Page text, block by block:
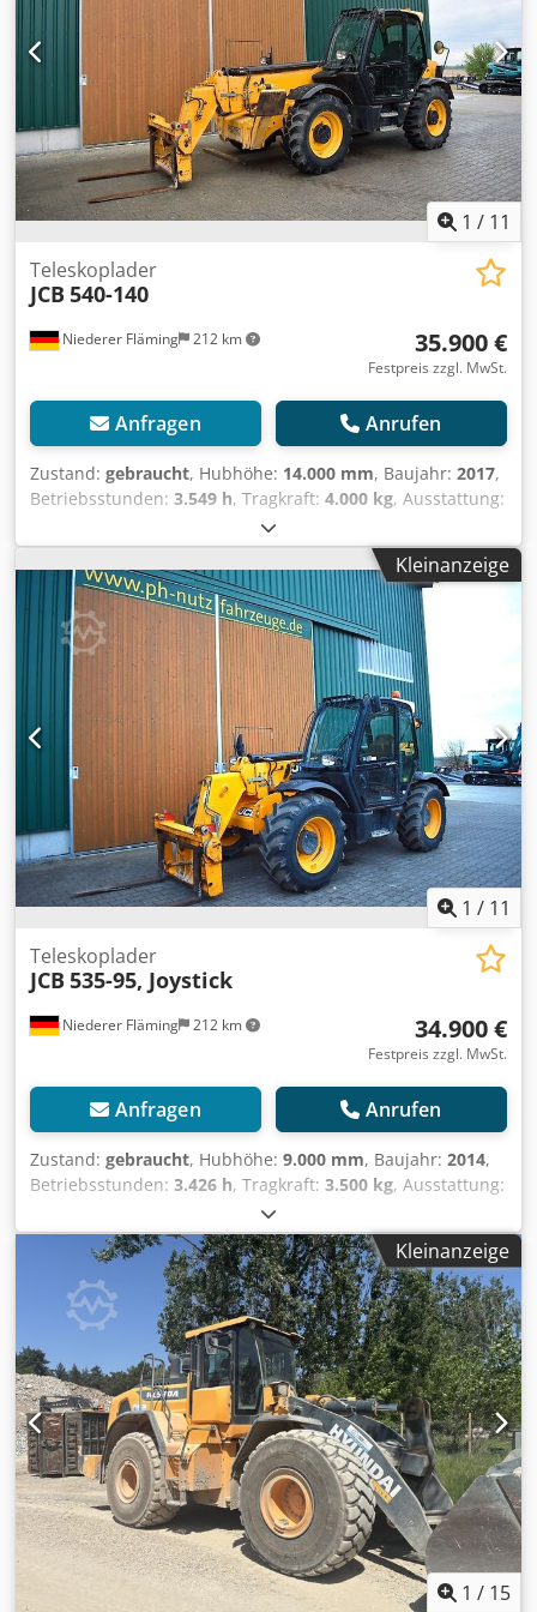
(Wendemesser) 2 m³ 2.250,00 € netto Leichtgutschaufel mit
doppelter Schürfleiste (Wendemesser) 2,7 m³ 2.450,00 €
netto Für JCB oder Manitou, Claas, Merlo Arbeitskorb klein
1,2m breit 990,00 € netto Arbeitskorb groß 2m breit
1.550,00 € netto Besichtigung jederzeit möglich, nach
telefonischer Temin Absprache. Alle Angaben ohne
Gewähr.
1 / 11
Niederer Fläming 212 km
Teleskoplader
JCB 540-140
35.900 €
Festpreis zzgl. MwSt.
Anfragen Anrufen
Zustand: gebraucht, Hubhöhe: 14.000 mm, Baujahr: 2017,
Betriebsstunden: 3.549 h, Tragkraft: 4.000 kg, Ausstattung:
, JCB 540-140 Baujahr 2017 ca. 3.549 Stunden
Crodpfxsy Tz Ene Aamjf JCB Motor Eco Max 4,4 Liter ohne
DPF oder Abgasnachbehandlung 3 Steuerkreis 3 Lenkarten
- Vorderrad-Hundegang-Allrad Hubhöhe 14 m Tragkraft 4
to Preis 35.900,00 € netto Gegen Aufpreis erhältlich
Erdschaufel 1.490,00 € netto Leichtgutschaufel 2 m³
2.100,00 € netto Leichtgutschaufel 2,7 m³ 2.150,00 € netto
Leichtgutschaufel mit doppelter Schürfleiste
(Wendemesser) 2 m³ 2.250,00 € netto Leichtgutschaufel mit
doppelter Schürfleiste (Wendemesser) 2,7 m³ 2.450,00 €
netto Für JCB oder Manitou, Claas, Merlo Arbeitskorb klein
1,2m breit 990,00 € netto Arbeitskorb groß 2m breit
1.550,00 € netto Besichtigung jederzeit möglich, nach
telefonischer Temin Absprache. Alle Angaben ohne
Gewähr.
Kleinanzeige
1 / 11
Niederer Fläming 212 km
Teleskoplader
JCB 535-95, Joystick
34.900 €
Festpreis zzgl. MwSt.
Anfragen Anrufen
Zustand: gebraucht, Hubhöhe: 9.000 mm, Baujahr: 2014,
Betriebsstunden: 3.426 h, Tragkraft: 3.500 kg, Ausstattung:
, JCB 535-95 Baujahr 2014 ca. 3.426 Stunden JCB
Motor Eco Max 4,4 Liter ohne DPF oder
Abgasnachbehandlung 3 Steuerkreis 3 Lenkarten -
Vorderrad-Hundegang-Allrad Hubhöhe 9 m Tragkraft 3,5 to
Preis 34.900,00 € netto Gegen Aufpreis erhältlich
Erdschaufel 1.490,00 € netto Leichtgutschaufel 2 m³
2.100,00 € netto Crodpfx Aaoy Tz Ddjmef Leichtgutschaufel
2,7 m³ 2.150,00 € netto Leichtgutschaufel mit doppelter
Schürfleiste (Wendemesser) 2 m³ 2.250,00 € netto
Leichtgutschaufel mit doppelter Schürfleiste
(Wendemesser) 2,7 m³ 2.450,00 € netto Für JCB oder
Manitou, Claas, Merlo Arbeitskorb klein 1,2m breit 990,00 €
netto Arbeitskorb groß 2m breit 1.550,00 € netto
Besichtigung jederzeit möglich, nach telefonischer Temin
Absprache. Alle Angaben ohne Gewähr.
Kleinanzeige
1 / 15